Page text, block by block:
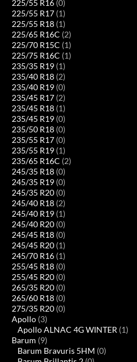
225/55 R16 (0)
225/55 R17 (1)
225/55 R18 (1)
225/65 R16C (2)
225/70 R15C (1)
225/75 R16C (1)
235/35 R19 (1)
235/40 R18 (2)
235/40 R19 (0)
235/45 R17 (2)
235/45 R18 (1)
235/45 R19 (0)
235/50 R18 (0)
235/55 R17 (0)
235/55 R19 (1)
235/65 R16C (2)
245/35 R18 (0)
245/35 R19 (0)
245/35 R20 (0)
245/40 R18 (2)
245/40 R19 (1)
245/40 R20 (0)
245/45 R18 (0)
245/45 R20 (1)
245/70 R16 (1)
255/45 R18 (0)
255/45 R20 (0)
265/35 R20 (0)
265/60 R18 (0)
275/35 R20 (0)
Apollo (3)
Apollo ALNAC 4G WINTER (1)
Barum (9)
Barum Bravuris 5HM (0)